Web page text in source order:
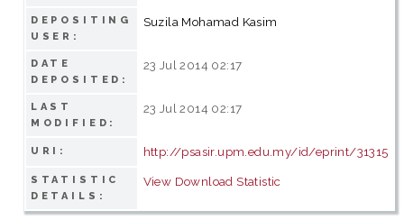
DEPOSITING
USER:
Suzila Mohamad Kasim
DATE
DEPOSITED:
23 Jul 2014 02:17
LAST
MODIFIED:
23 Jul 2014 02:17
URI: http://psasir.upm.edu.my/id/eprint/31315
STATISTIC
DETAILS:
View Download Statistic